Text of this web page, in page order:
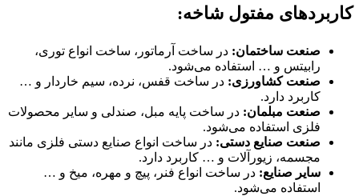
کاربردهای مفتول شاخه:
صنعت ساختمان: در ساخت آرماتور، ساخت انواع توری،
رابیتس و … استفاده می‌شود.
صنعت کشاورزی: در ساخت قفس، نرده، سیم خاردار و …
کاربرد دارد.
صنعت مبلمان: در ساخت پایه مبل، صندلی و سایر محصولات
فلزی استفاده می‌شود.
صنعت صنایع دستی: در ساخت انواع صنایع دستی فلزی مانند
مجسمه، زیورآلات و … کاربرد دارد.
سایر صنایع: در ساخت انواع فنر، پیچ و مهره، میخ و …
استفاده می‌شود.